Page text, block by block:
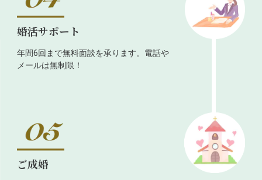
婚活サポート
年間6回まで無料面談を承ります。電話や
メールは無制限！
ご成婚